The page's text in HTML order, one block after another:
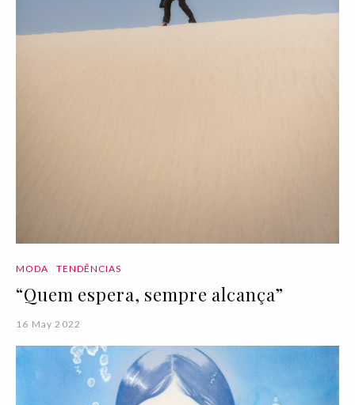
MODA TENDÊNCIAS
“Quem espera, sempre alcança”
16 May 2022